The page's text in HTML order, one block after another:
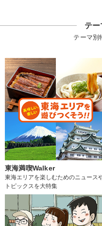
テ
テーマ別
東海満喫Walker
東海エリアを楽しむためのニュース
トピックスを大特集